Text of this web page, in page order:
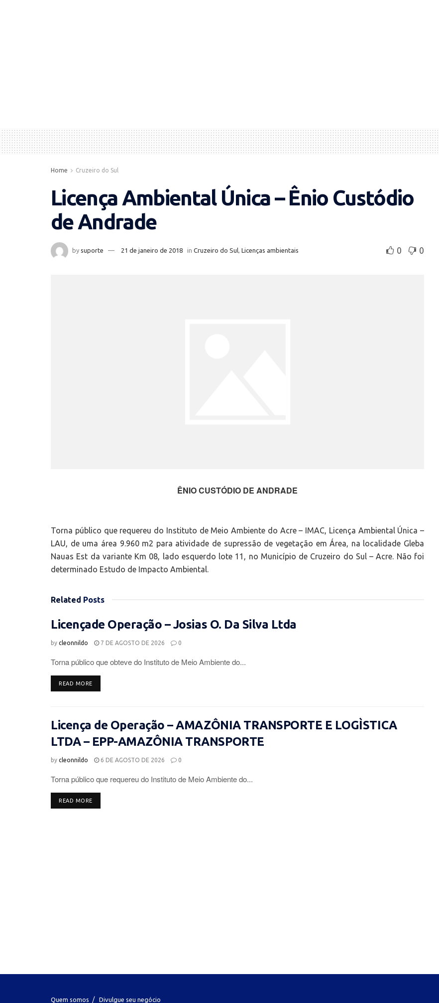
Home Cruzeiro do Sul
Licença Ambiental Única – Ênio Custódio
de Andrade
by suporte 21 de janeiro de 2018 in Cruzeiro do Sul Licenças ambientais 0 0
ÊNIO CUSTÓDIO DE ANDRADE
Torna público que requereu do Instituto de Meio Ambiente do Acre – IMAC, Licença Ambiental Única –
LAU, de uma área 9.960 m2 para atividade de supressão de vegetação em Área, na localidade Gleba
Nauas Est da variante Km 08, lado esquerdo lote 11, no Município de Cruzeiro do Sul – Acre. Não foi
determinado Estudo de Impacto Ambiental.
Related Posts
Licençade Operação – Josias O. Da Silva Ltda
by cleonnildo 7 DE AGOSTO DE 2026 0
Torna público que obteve do Instituto de Meio Ambiente do...
READ MOREDETAILS
Licença de Operação – AMAZÔNIA TRANSPORTE E LOGÌSTICA
LTDA – EPP-AMAZÔNIA TRANSPORTE
by cleonnildo 6 DE AGOSTO DE 2026 0
Torna público que requereu do Instituto de Meio Ambiente do...
READ MOREDETAILS
Quem somos Divulgue seu negócio